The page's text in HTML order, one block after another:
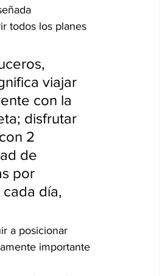
todos los planes
viajar
con la
disfrutar
2
de
por
día,
a posicionar
importante